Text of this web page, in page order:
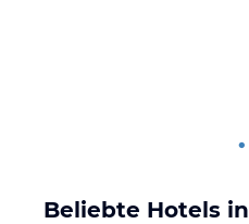
Beliebte Hotels